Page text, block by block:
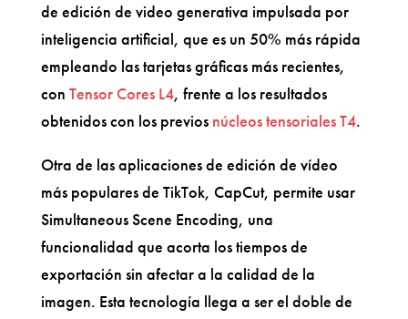
de edición de video generativa impulsada por
inteligencia artificial, que es un 50% más rápida
empleando las tarjetas gráficas más recientes,
con Tensor Cores L4, frente a los resultados
obtenidos con los previos núcleos tensoriales T4.
Otra de las aplicaciones de edición de vídeo
más populares de TikTok, CapCut, permite usar
Simultaneous Scene Encoding, una
funcionalidad que acorta los tiempos de
exportación sin afectar a la calidad de la
imagen. Esta tecnología llega a ser el doble de